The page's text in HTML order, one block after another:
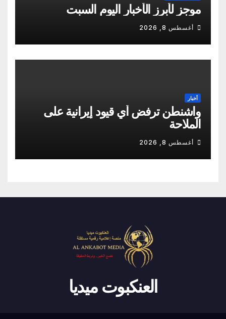
موجز لأبرز الأخبار اليوم السبت
أغسطس 8, 2026
أخبار
واشنطن ترفض أي قيود إيرانية على
الملاحة
أغسطس 8, 2026
العنكبوت ميديا